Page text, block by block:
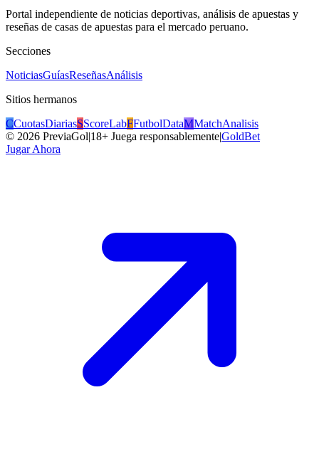
Portal independiente de noticias deportivas, análisis de apuestas y
reseñas de casas de apuestas para el mercado peruano.
Secciones
NoticiasGuíasReseñasAnálisis
Sitios hermanos
CCuotasDiariasSScoreLabFFutbolDataMMatchAnalisis
© 2026 PreviaGol|18+ Juega responsablemente|GoldBet
Jugar Ahora